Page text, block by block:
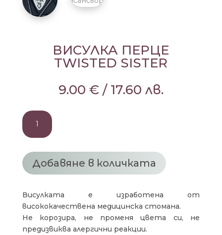
ВИСУЛКА ПЕРЦЕ
TWISTED SISTER
9.00 € / 17.60 лв.
количество
за
ВИСУЛКА
ПЕРЦЕ
TWISTED
SISTER
Добавяне в количката
Висулката е изработена от
висококачествена медицинска стомана.
Не корозира, не променя цвета си, не
предизвиква алергични реакции.